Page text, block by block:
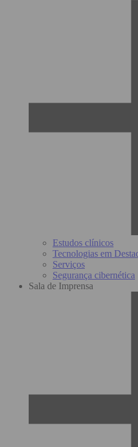
Estudos clínicos
Tecnologias em
Serviços
Segurança cibernética
Sala de Imprensa